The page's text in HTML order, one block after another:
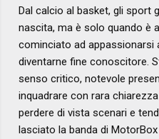
Dal calcio al basket, gli sport
nascita, ma è solo quando è
cominciato ad appassionarsi
diventarne fine conoscitore.
senso critico, notevole
inquadrare con rara
perdere di vista scenari e
lasciato la banda di